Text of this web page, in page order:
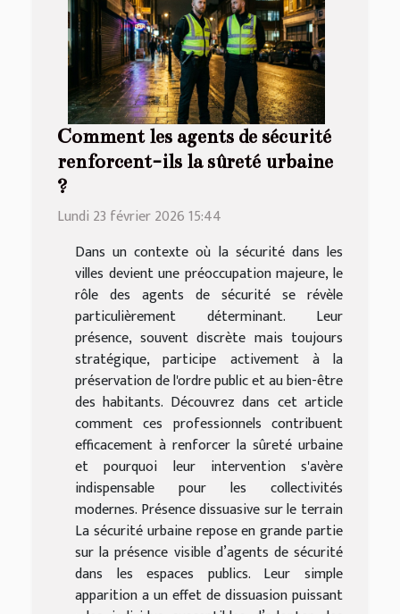
Comment les agents de sécurité
renforcent-ils la sûreté urbaine
?
Lundi 23 février 2026 15:44
Dans un contexte où la sécurité dans les
villes devient une préoccupation majeure, le
rôle des agents de sécurité se révèle
particulièrement déterminant. Leur
présence, souvent discrète mais toujours
stratégique, participe activement à la
préservation de l'ordre public et au bien-être
des habitants. Découvrez dans cet article
comment ces professionnels contribuent
efficacement à renforcer la sûreté urbaine
et pourquoi leur intervention s'avère
indispensable pour les collectivités
modernes. Présence dissuasive sur le terrain
La sécurité urbaine repose en grande partie
sur la présence visible d’agents de sécurité
dans les espaces publics. Leur simple
apparition a un effet de dissuasion puissant